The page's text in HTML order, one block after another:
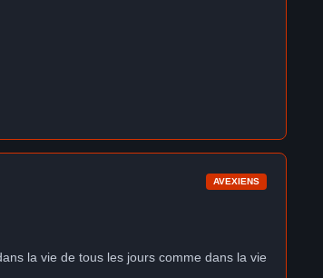
AVEXIENS
la vie de tous les jours comme dans la vie